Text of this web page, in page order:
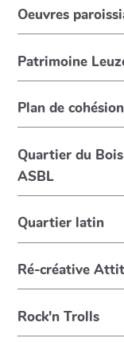
Oeuvres
Patrimoine
Plan de
Quartier du
ASBL
Quartier latin
Ré-créative
Rock'n Trolls